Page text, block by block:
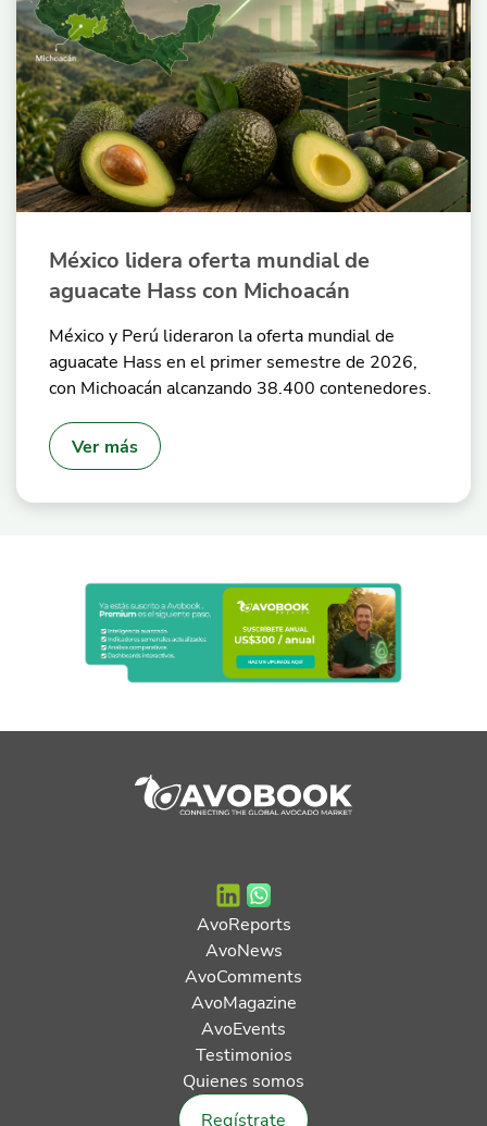
México lidera oferta mundial de
aguacate Hass con Michoacán
México y Perú lideraron la oferta mundial de
aguacate Hass en el primer semestre de 2026,
con Michoacán alcanzando 38.400 contenedores.
Ver más
AvoReports
AvoNews
AvoComments
AvoMagazine
AvoEvents
Testimonios
Quienes somos
Regístrate